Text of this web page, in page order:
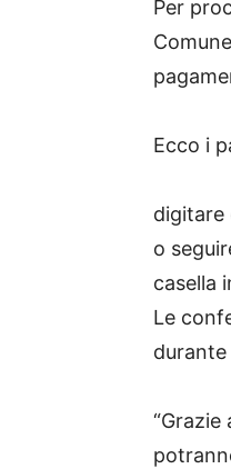
Per
Ecco i
digitare
o
casella
Le